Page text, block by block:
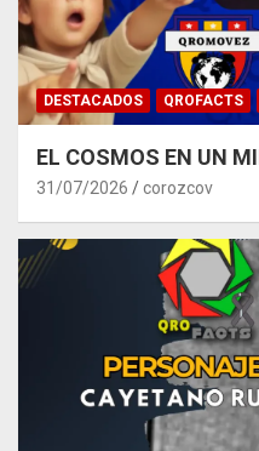
DESTACADOS QROFACTS
EL COSMOS EN UN
31/07/2026 corozcov